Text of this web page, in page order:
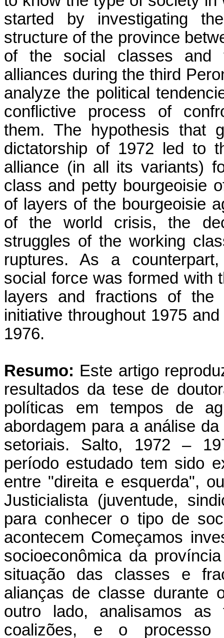
started by investigating
structure of the province
of the social classes and
alliances during the third
analyze the political
conflictive process of
them. The hypothesis that
dictatorship of 1972 led to
alliance (in all its variants)
class and petty bourgeoisie
of layers of the bourgeoisie
of the world crisis, the
struggles of the working
ruptures. As a
social force was formed with
layers and fractions of the
initiative throughout 1975
1976.
Resumo: Este artigo
resultados da tese de
políticas em tempos de
abordagem para a análise
setoriais. Salto, 1972 –
período estudado tem sido
entre "direita e esquerda",
Justicialista (juventude,
para conhecer o tipo de
acontecem Começamos
socioeconômica da
situação das classes e
alianças de classe durante
outro lado, analisamos
coalizões, e o processo